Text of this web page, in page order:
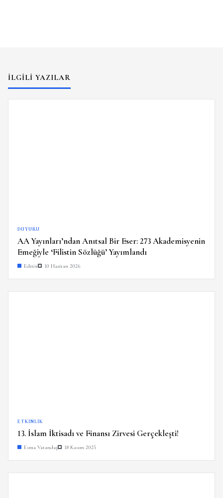
İLGILI YAZILAR
DUYURU
AA Yayınları’ndan Anıtsal Bir Eser: 273 Akademisyenin
Emeğiyle ‘Filistin Sözlüğü’ Yayımlandı
Editör 10 Haziran 2026
ETKINLIK
13. İslam İktisadı ve Finansı Zirvesi Gerçekleşti!
Esma Vatandaş 18 Kasım 2025